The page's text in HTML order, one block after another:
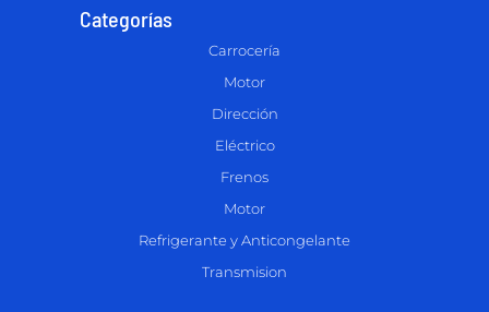
Categorías
Carrocería
Motor
Dirección
Eléctrico
Frenos
Motor
Refrigerante y Anticongelante
Transmision